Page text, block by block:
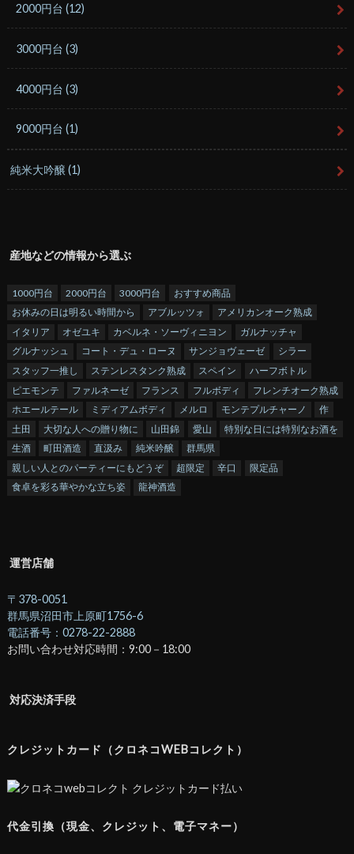
2000円台(12)
3000円台(3)
4000円台(3)
9000円台(1)
純米大吟醸(1)
産地などの情報から選ぶ
1000円台 2000円台 3000円台
おすすめ商品
お休みの日は明るい時間から
アブルッツォ
アメリカンオーク熟成
イタリア
オゼユキ カベルネ・ソーヴィニヨン
ガルナッチャ
グルナッシュ
コート・デュ・ローヌ サンジョヴェーゼ
シラー
スタッフ一推し
ステンレスタンク熟成 スペイン
ハーフボトル
ピエモンテ
ファルネーゼ フランス フルボディ
フレンチオーク熟成
ホエールテール
ミディアムボディ メルロ モンテプルチャーノ
作
土田
大切な人への贈り物に 山田錦 愛山
特別な日には特別なお酒を
生酒
町田酒造 直汲み 純米吟醸
群馬県
親しい人とのパーティーにもどうぞ
超限定 辛口
限定品
食卓を彩る華やかな立ち姿
龍神酒造
運営店舗
〒378-0051
群馬県沼田市上原町1756-6
電話番号：0278-22-2888
お問い合わせ対応時間：9:00－18:00
対応決済手段
クレジットカード（クロネコWEBコレクト）
代金引換（現金、クレジット、電子マネー）